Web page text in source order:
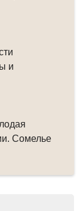
и
Сомелье